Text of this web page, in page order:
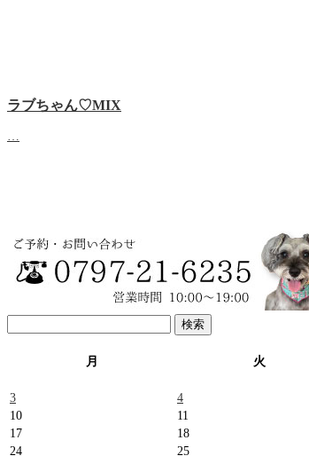
ラブちゃん♡MIX
索:
月
火
3
4
10
11
17
18
24
25